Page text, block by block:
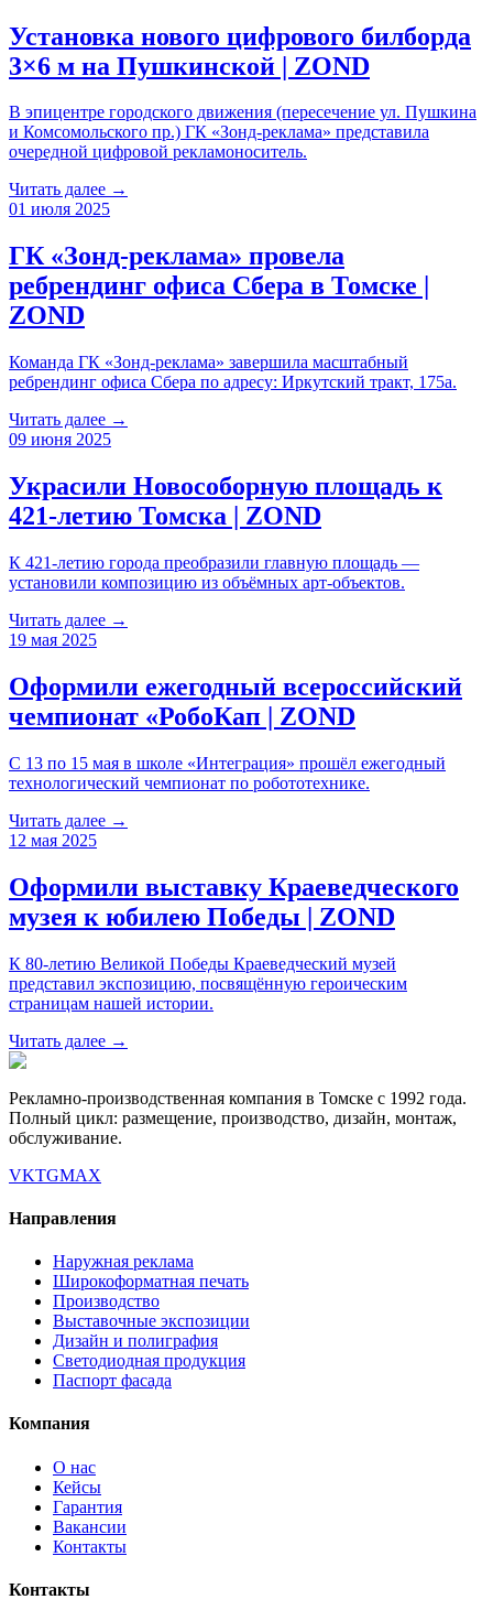
Установка нового цифрового билборда
3×6 м на Пушкинской | ZOND
В эпицентре городского движения (пересечение ул. Пушкина
и Комсомольского пр.) ГК «Зонд-реклама» представила
очередной цифровой рекламоноситель.
Читать далее →
01 июля 2025
ГК «Зонд-реклама» провела
ребрендинг офиса Сбера в Томске |
ZOND
Команда ГК «Зонд-реклама» завершила масштабный
ребрендинг офиса Сбера по адресу: Иркутский тракт, 175а.
Читать далее →
09 июня 2025
Украсили Новособорную площадь к
421-летию Томска | ZOND
К 421-летию города преобразили главную площадь —
установили композицию из объёмных арт-объектов.
Читать далее →
19 мая 2025
Оформили ежегодный всероссийский
чемпионат «РобоКап | ZOND
С 13 по 15 мая в школе «Интеграция» прошёл ежегодный
технологический чемпионат по робототехнике.
Читать далее →
12 мая 2025
Оформили выставку Краеведческого
музея к юбилею Победы | ZOND
К 80-летию Великой Победы Краеведческий музей
представил экспозицию, посвящённую героическим
страницам нашей истории.
Читать далее →
Рекламно-производственная компания в Томске с 1992 года.
Полный цикл: размещение, производство, дизайн, монтаж,
обслуживание.
VKTGMAX
Направления
Наружная реклама
Широкоформатная печать
Производство
Выставочные экспозиции
Дизайн и полиграфия
Светодиодная продукция
Паспорт фасада
Компания
О нас
Кейсы
Гарантия
Вакансии
Контакты
Контакты